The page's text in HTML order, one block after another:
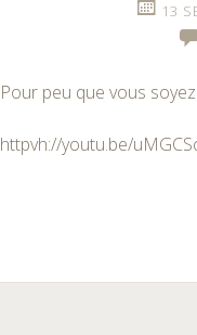
13
Pour peu que vous
httpvh://youtu.be/